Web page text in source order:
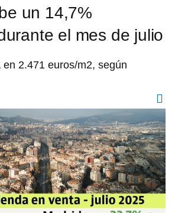
un 14,7%
el mes de julio
2.471 euros/m2, según